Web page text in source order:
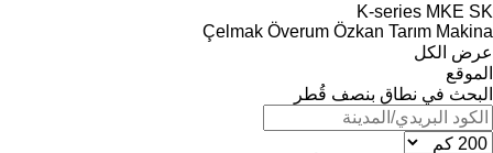
K-series MKE SK
Çelmak Överum Özkan Tarım Makina
عرض الكل
الموقع
البحث في نطاق بنصف قُطر